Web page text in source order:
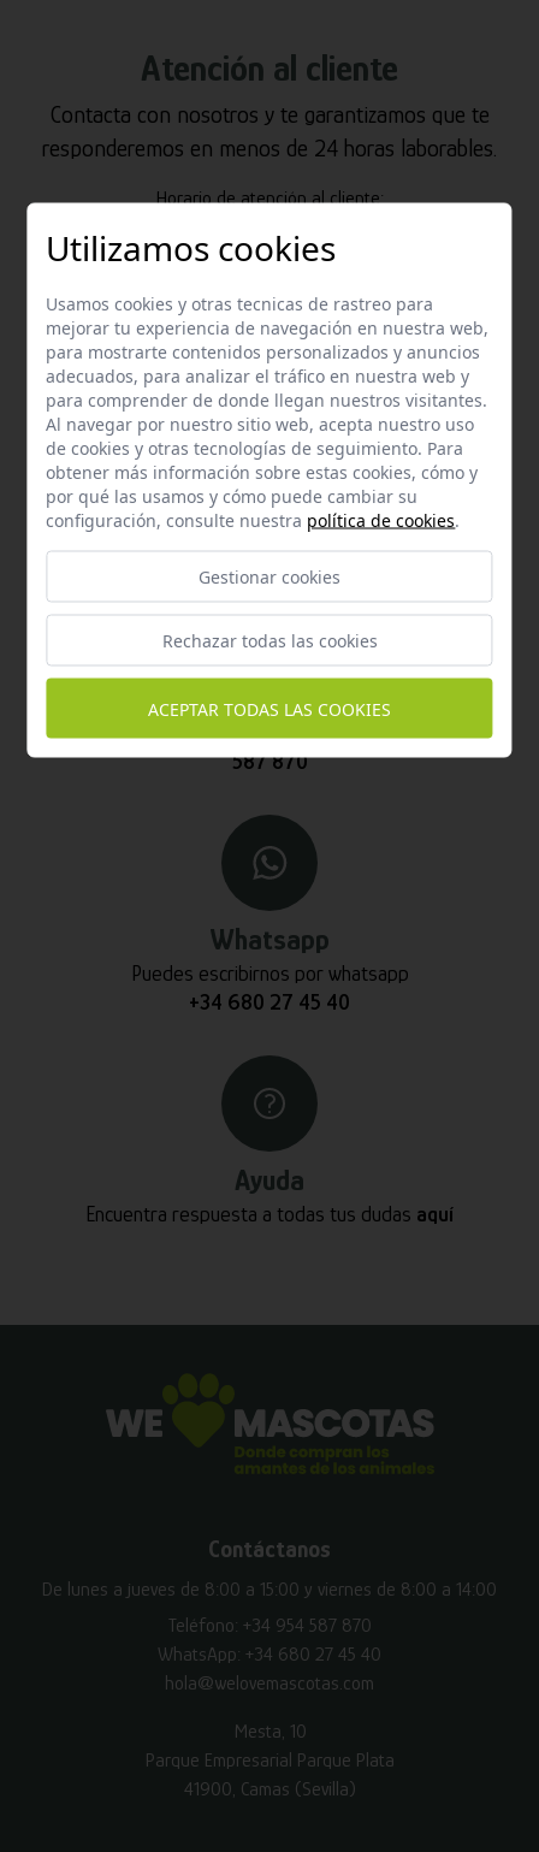
Atención al cliente
Contacta con nosotros y te garantizamos que te
responderemos en menos de 24 horas laborables.
Horario de atención al cliente:
Email
Contacta con nosotros vía email
hola@welovemascotas.com
Teléfono
Contacta con nosotros a través del teléfono954
587 870
Whatsapp
Puedes escribirnos por whatsapp
+34 680 27 45 40
Ayuda
Encuentra respuesta a todas tus dudas aquí
Contáctanos
De lunes a jueves de 8:00 a 15:00 y viernes de 8:00 a 14:00
Teléfono: +34 954 587 870
WhatsApp: +34 680 27 45 40
hola@welovemascotas.com
Mesta, 10
Parque Empresarial Parque Plata
41900, Camas (Sevilla)
Utilizamos cookies
Usamos cookies y otras tecnicas de rastreo para
mejorar tu experiencia de navegación en nuestra web,
para mostrarte contenidos personalizados y anuncios
adecuados, para analizar el tráfico en nuestra web y
para comprender de donde llegan nuestros visitantes.
Al navegar por nuestro sitio web, acepta nuestro uso
de cookies y otras tecnologías de seguimiento. Para
obtener más información sobre estas cookies, cómo y
por qué las usamos y cómo puede cambiar su
configuración, consulte nuestra política de cookies.
Gestionar cookies
Rechazar todas las cookies
ACEPTAR TODAS LAS COOKIES